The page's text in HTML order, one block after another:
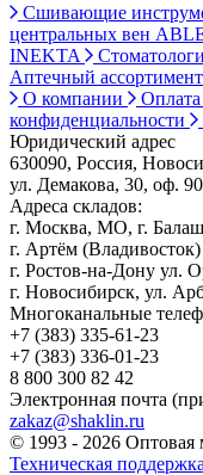
Сшивающие
центральных вен
INEKTA
Аптечный ассортимент
О компании
Оплата
конфиденциальности
Юридический адрес
630090, Россия,
ул. Демакова, 30, оф.
Адреса складов:
г. Москва, МО, г.
г. Артём
г. Ростов-на-Дону ул.
г. Новосибирск, ул.
Многоканальные
+7 (383) 335-61-23
+7 (383) 336-01-23
8 800 300 82 42
Электронная почта
zakaz@shaklin.ru
© 1993 - 2026
Техническая